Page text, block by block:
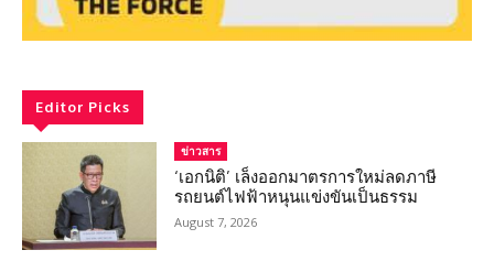
Editor Picks
ข่าวสาร
‘เอกนิติ’ เล็งออกมาตรการใหม่ลดภาษี
รถยนต์ไฟฟ้าหนุนแข่งขันเป็นธรรม
August 7, 2026